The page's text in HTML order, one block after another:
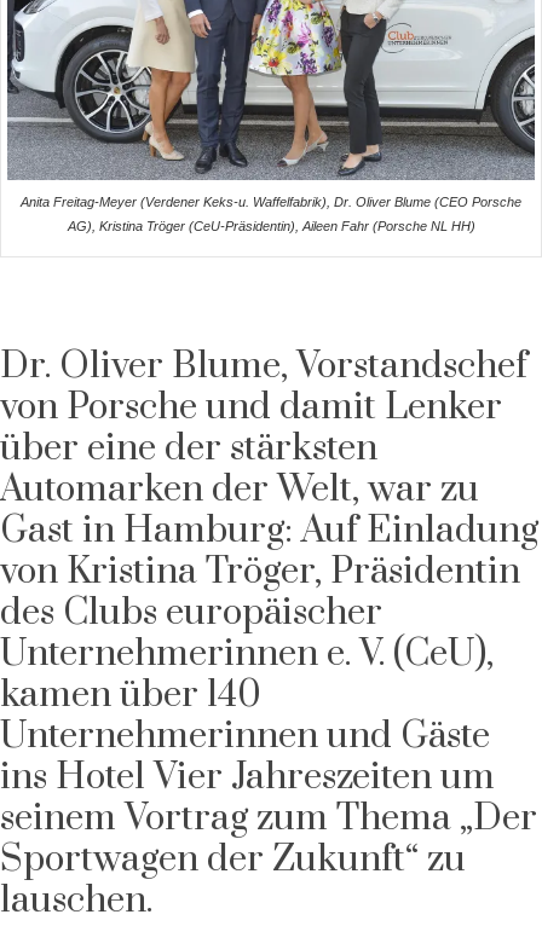
Anita Freitag-Meyer (Verdener Keks-u. Waffelfabrik), Dr. Oliver Blume (CEO Porsche
AG), Kristina Tröger (CeU-Präsidentin), Aileen Fahr (Porsche NL HH)
Dr. Oliver Blume, Vorstandschef
von Porsche und damit Lenker
über eine der stärksten
Automarken der Welt, war zu
Gast in Hamburg: Auf Einladung
von Kristina Tröger, Präsidentin
des Clubs europäischer
Unternehmerinnen e. V. (CeU),
kamen über 140
Unternehmerinnen und Gäste
ins Hotel Vier Jahreszeiten um
seinem Vortrag zum Thema „Der
Sportwagen der Zukunft“ zu
lauschen.